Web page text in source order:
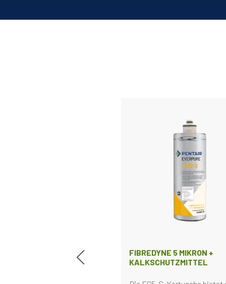
FIBREDYNE 5 MIKRON +
KALKSCHUTZMITTEL